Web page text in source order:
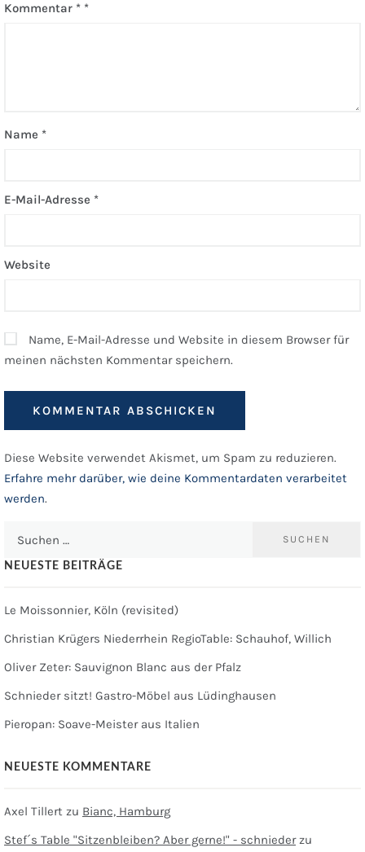
Kommentar *
Name *
E-Mail-Adresse *
Website
Name, E-Mail-Adresse und Website in diesem Browser für
meinen nächsten Kommentar speichern.
Diese Website verwendet Akismet, um Spam zu reduzieren.
Erfahre mehr darüber, wie deine Kommentardaten verarbeitet
werden.
NEUESTE BEITRÄGE
Le Moissonnier, Köln (revisited)
Christian Krügers Niederrhein RegioTable: Schauhof, Willich
Oliver Zeter: Sauvignon Blanc aus der Pfalz
Schnieder sitzt! Gastro-Möbel aus Lüdinghausen
Pieropan: Soave-Meister aus Italien
NEUESTE KOMMENTARE
Axel Tillert zu Bianc, Hamburg
Stef´s Table "Sitzenbleiben? Aber gerne!" - schniederzu